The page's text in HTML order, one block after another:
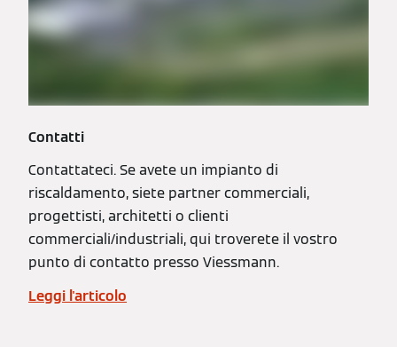
Contatti
Contattateci. Se avete un impianto di
riscaldamento, siete partner commerciali,
progettisti, architetti o clienti
commerciali/industriali, qui troverete il vostro
punto di contatto presso Viessmann.
Leggi l'articolo